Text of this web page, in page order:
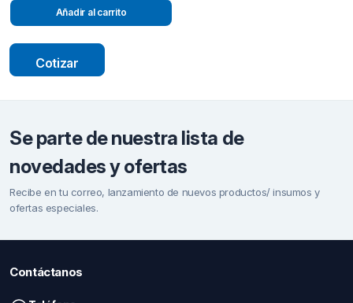
Añadir al carrito
Cotizar
Se parte de nuestra lista de
novedades y ofertas
Recibe en tu correo, lanzamiento de nuevos productos/ insumos y
ofertas especiales.
Contáctanos